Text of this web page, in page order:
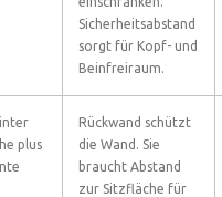
Sicherheitsabstand
sorgt für Kopf- und
Beinfreiraum.
plus
Rückwand schützt
die Wand. Sie
braucht Abstand
zur Sitzfläche für